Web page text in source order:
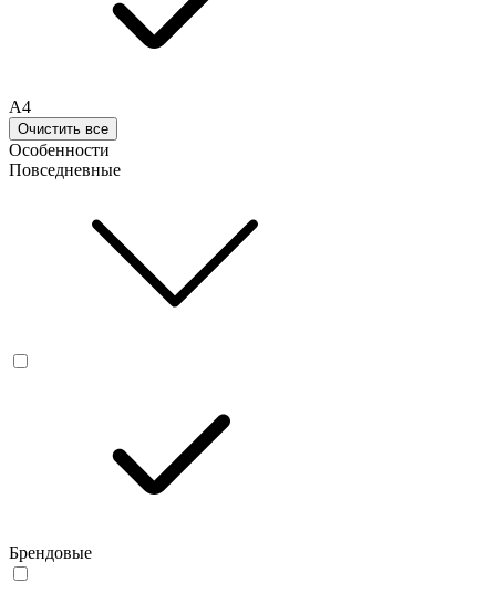
A4
Очистить все
Особенности
Повседневные
Брендовые